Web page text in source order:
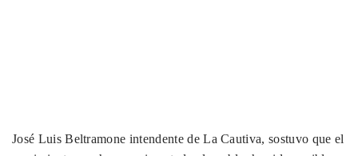
José Luis Beltramone intendente de La Cautiva, sostuvo que el